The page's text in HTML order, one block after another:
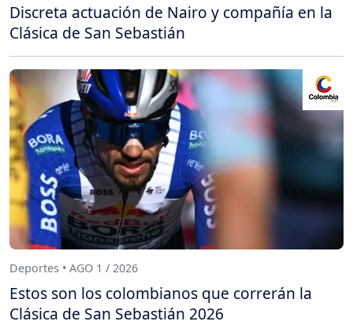
Discreta actuación de Nairo y compañía en la
Clásica de San Sebastián
Deportes • AGO 1 / 2026
Estos son los colombianos que correrán la
Clásica de San Sebastián 2026